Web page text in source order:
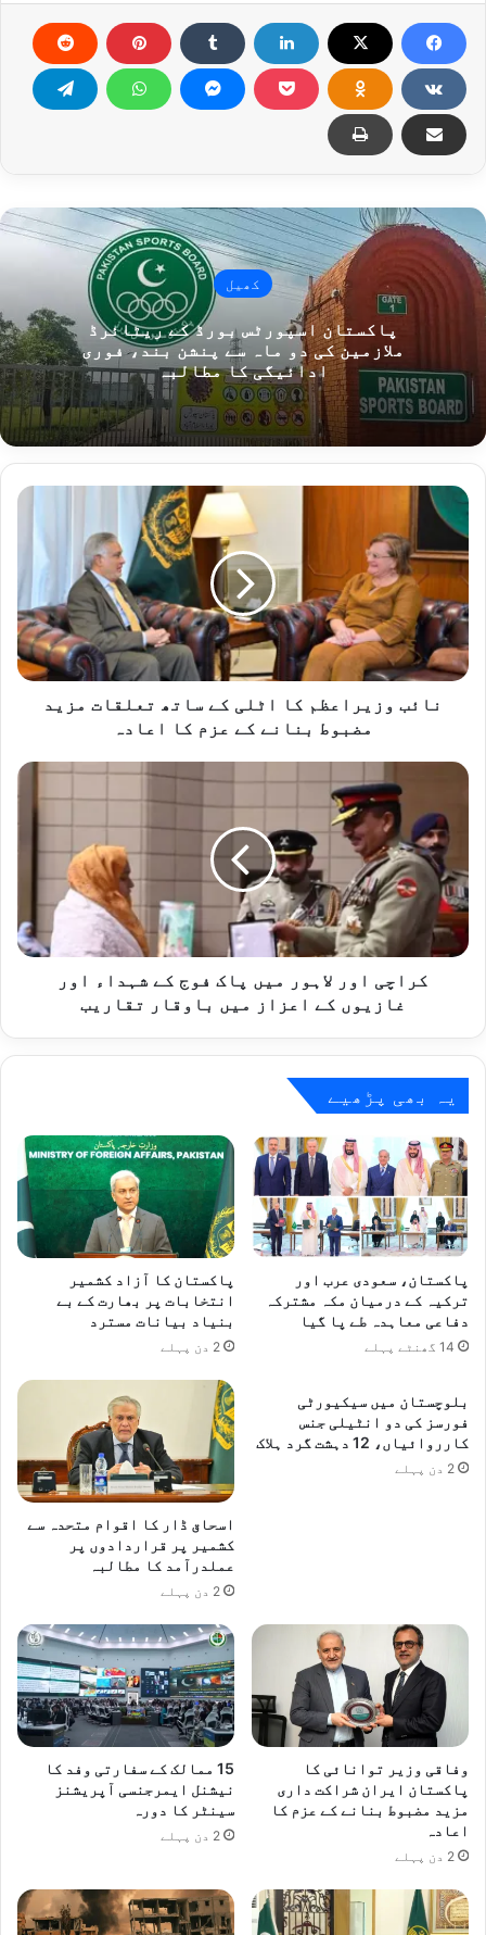
کھیل
پاکستان اسپورٹس بورڈ کے ریٹائرڈ
ملازمین کی دو ماہ سے پنشن بند، فوری
ادائیگی کا مطالبہ
نائب
وزیراعظم
کا
اٹلی
کے
ساتھ
تعلقات
مزید
مضبوط
بنانے
کا
نائب وزیراعظم کا اٹلی کے ساتھ تعلقات مزید
مضبوط بنانے کے عزم کا اعادہ
کراچی
لاہور
میں
پاک
فوج
کے
شہداء
اور
غازیوںکراچی اور لاہور میں پاک فوج کے شہداء اور
غازیوں کے اعزاز میں باوقار تقاریب
یہ بھی پڑھیے
پاکستان، سعودی عرب اور
ترکیہ کے درمیان مکہ مشترکہ
دفاعی معاہدہ طے پا گیا
14 گھنٹے پہلے
پاکستان کا آزاد کشمیر
انتخابات پر بھارت کے بے
بنیاد بیانات مسترد
2 دن پہلے
بلوچستان میں سیکیورٹی
فورسز کی دو انٹیلی جنس
کارروائیاں، 12 دہشت گرد ہلاک
2 دن پہلے
اسحاق ڈار کا اقوام متحدہ سے
کشمیر پر قراردادوں پر
عملدرآمد کا مطالبہ
2 دن پہلے
وفاقی وزیر توانائی کا
پاکستان ایران شراکت داری
مزید مضبوط بنانے کے عزم کا
اعادہ
2 دن پہلے
15 ممالک کے سفارتی وفد کا
نیشنل ایمرجنسی آپریشنز
سینٹر کا دورہ
2 دن پہلے